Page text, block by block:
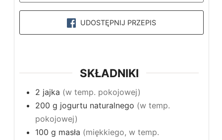
UDOSTĘPNIJ PRZEPIS
SKŁADNIKI
2 jajka (w temp. pokojowej)
200 g jogurtu naturalnego (w temp.
pokojowej)
100 g masła (miękkiego, w temp.